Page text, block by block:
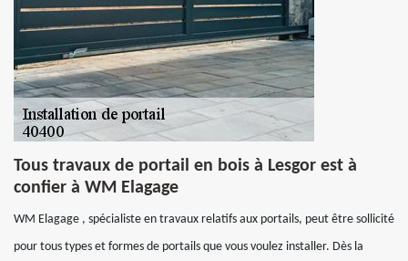
Tous travaux de portail en bois à Lesgor est à
confier à WM Elagage
WM Elagage , spécialiste en travaux relatifs aux portails, peut être sollicité
pour tous types et formes de portails que vous voulez installer. Dès la